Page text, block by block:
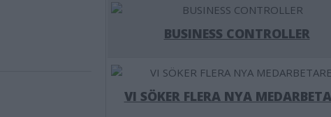
BUSINESS CONTROLLER
VI SÖKER FLERA NYA